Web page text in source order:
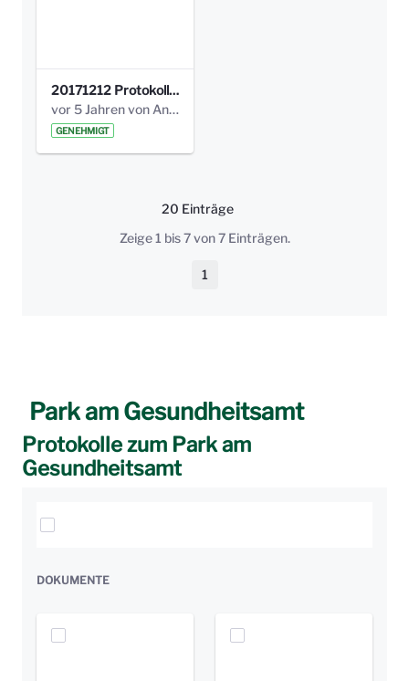
20171212 Protokoll-Klettergerüst-3b-neu-.pdf
vor 5 Jahren von Anni Schlumberger
GENEHMIGT
20 Einträge
Pro Seite
Zeige 1 bis 7 von 7 Einträgen.
Seite
1
Park am Gesundheitsamt
Protokolle zum Park am
Gesundheitsamt
Elemente auswählen
DOKUMENTE